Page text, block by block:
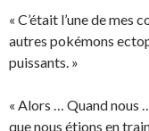
« C’était l’une de mes
autres pokémons
puissants. »
« Alors … Quand nous
que nous étions en